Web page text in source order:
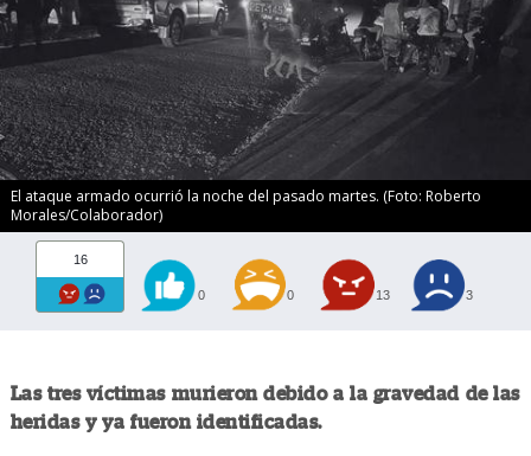
El ataque armado ocurrió la noche del pasado martes. (Foto: Roberto
Morales/Colaborador)
16
0 0 13 3
Las tres víctimas murieron debido a la gravedad de las
heridas y ya fueron identificadas.